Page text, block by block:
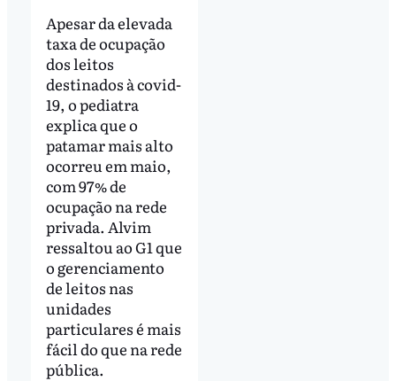
Apesar da elevada
taxa de ocupação
dos leitos
destinados à covid-
19, o pediatra
explica que o
patamar mais alto
ocorreu em maio,
com 97% de
ocupação na rede
privada. Alvim
ressaltou ao G1 que
o gerenciamento
de leitos nas
unidades
particulares é mais
fácil do que na rede
pública.